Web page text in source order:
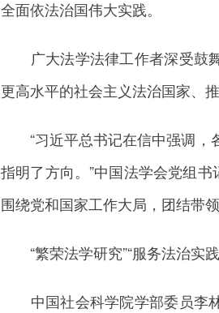
全面依法治国伟大实践。
广大法学法律工作者深受鼓舞
更高水平的社会主义法治国家、
“习近平总书记在信中强调，
指明了方向。”中国法学会党组
围绕党和国家工作大局，团结带
“繁荣法学研究”“服务法治实践
中国社会科学院学部委员李林